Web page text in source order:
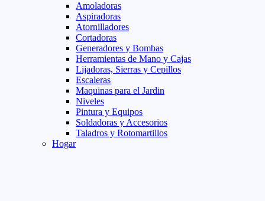
Amoladoras
Aspiradoras
Atornilladores
Cortadoras
Generadores y Bombas
Herramientas de Mano y Cajas
Lijadoras, Sierras y Cepillos
Escaleras
Maquinas para el Jardin
Niveles
Pintura y Equipos
Soldadoras y Accesorios
Taladros y Rotomartillos
Hogar